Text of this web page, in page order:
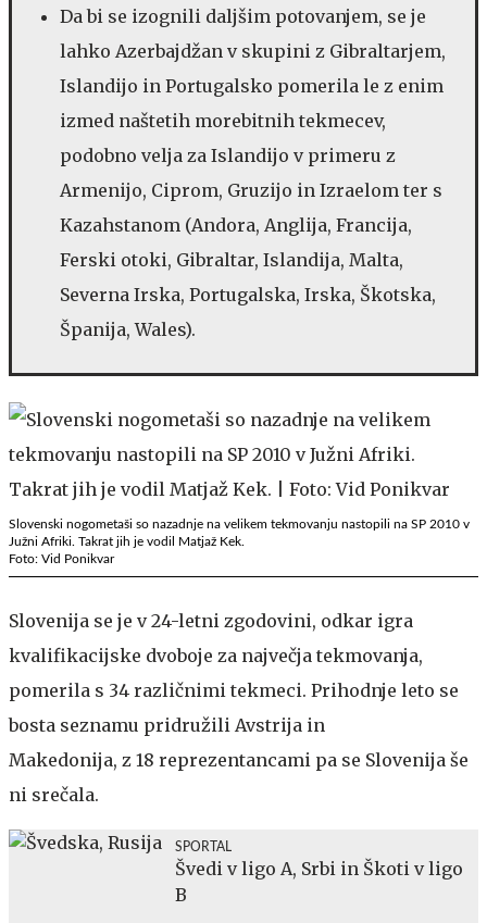
Da bi se izognili daljšim potovanjem, se je
lahko Azerbajdžan v skupini z Gibraltarjem,
Islandijo in Portugalsko pomerila le z enim
izmed naštetih morebitnih tekmecev,
podobno velja za Islandijo v primeru z
Armenijo, Ciprom, Gruzijo in Izraelom ter s
Kazahstanom (Andora, Anglija, Francija,
Ferski otoki, Gibraltar, Islandija, Malta,
Severna Irska, Portugalska, Irska, Škotska,
Španija, Wales).
Slovenski nogometaši so nazadnje na velikem tekmovanju nastopili na SP 2010 v
Južni Afriki. Takrat jih je vodil Matjaž Kek.
Foto: Vid Ponikvar
Slovenija se je v 24-letni zgodovini, odkar igra
kvalifikacijske dvoboje za največja tekmovanja,
pomerila s 34 različnimi tekmeci. Prihodnje leto se
bosta seznamu pridružili Avstrija in
Makedonija, z 18 reprezentancami pa se Slovenija še
ni srečala.
SPORTAL
Švedi v ligo A, Srbi in Škoti v ligo
B